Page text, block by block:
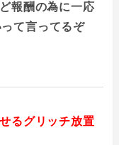
報酬の為に一応
て言ってるぞ
るグリッチ放置